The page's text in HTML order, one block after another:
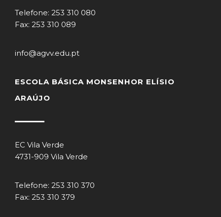
Telefone: 253 310 080
Fax: 253 310 089
info@agvv.edu.pt
ESCOLA BÁSICA MONSENHOR ELÍSIO
ARAÚJO
EC Vila Verde
4731-909 Vila Verde
Telefone: 253 310 370
Fax: 253 310 379